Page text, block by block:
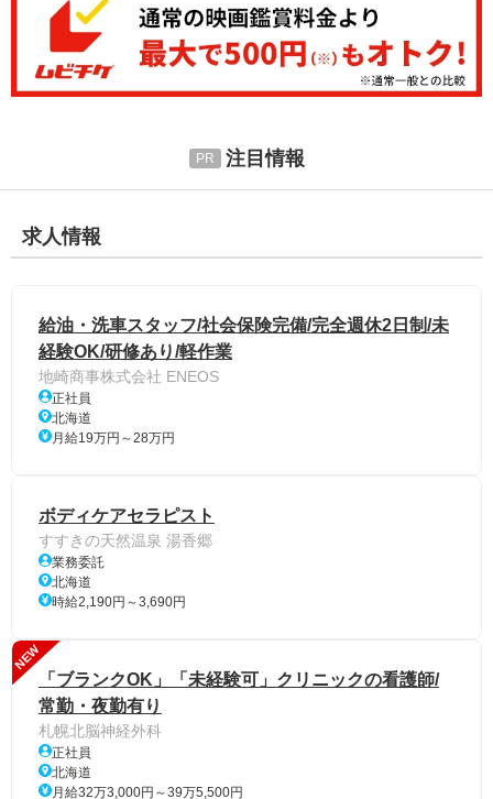
注目情報
求人情報
給油・洗車スタッフ/社会保険完備/完全週休2日制/未
経験OK/研修あり/軽作業
地崎商事株式会社 ENEOS
正社員
北海道
月給19万円～28万円
ボディケアセラピスト
すすきの天然温泉 湯香郷
業務委託
北海道
時給2,190円～3,690円
NEW
「ブランクOK」「未経験可」クリニックの看護師/
常勤・夜勤有り
札幌北脳神経外科
正社員
北海道
月給32万3,000円～39万5,500円